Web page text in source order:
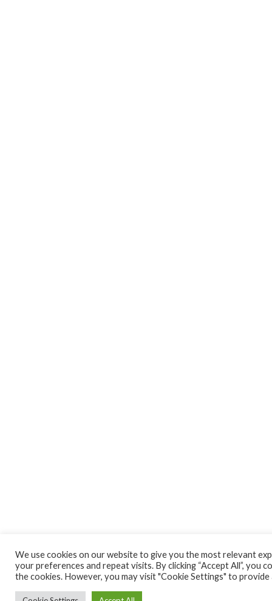
We use cookies on our website to give you the most relevant
your preferences and repeat visits. By clicking “Accept All”, you
the cookies. However, you may visit "Cookie Settings" to